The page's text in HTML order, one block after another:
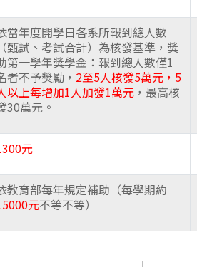
當年度開學日各系所報到總人數
（甄試、考試合計）為核發基準，獎
第一學年獎學金：報到總人數僅1
者不予獎勵， 2至5人核發5萬元，5
以上每增加1人加發1萬元 ，最高核
30萬元。
元
教育部每年規定補助（每學期約
元不等不等）